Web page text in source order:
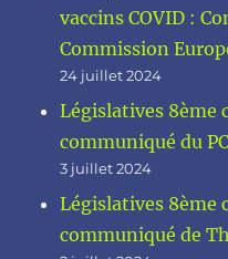
vaccins COVID :
Commission
24 juillet 2024
Législatives 8ème
communiqué du
3 juillet 2024
Législatives 8ème
communiqué de